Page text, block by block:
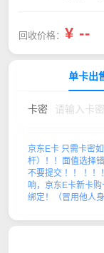
回收价格： ¥ --
单卡出
卡密
京东E卡 只需卡密
杆）！！面值选择
不要提交 ！！ ！！
响，京东E卡新卡
绑定！（冒用他人
此卡